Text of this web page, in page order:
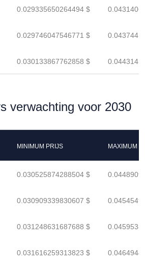
0.029335650264494 $
0.029746047546771 $
0.030133867762858 $
verwachting voor 2030
MINIMUM PRIJS MAXIMUM
0.030525874288504 $
0.030909339830607 $
0.031248631687688 $
0.031616259313823 $